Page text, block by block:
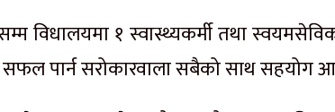
विधालयमा १ स्वास्थ्यकर्मी तथा
पार्न सरोकारवाला सबैको साथ सहयोग